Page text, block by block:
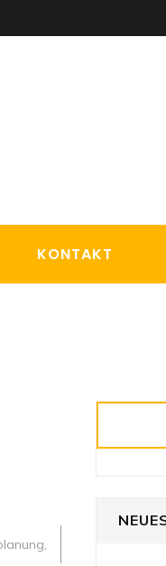
KONTAKT
,